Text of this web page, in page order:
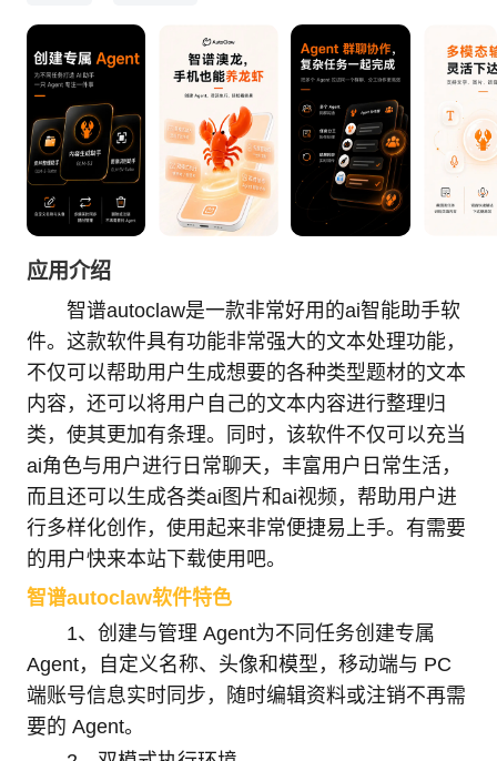
应用介绍
智谱autoclaw是一款非常好用的ai智能助手软
件。这款软件具有功能非常强大的文本处理功能，
不仅可以帮助用户生成想要的各种类型题材的文本
内容，还可以将用户自己的文本内容进行整理归
类，使其更加有条理。同时，该软件不仅可以充当
ai角色与用户进行日常聊天，丰富用户日常生活，
而且还可以生成各类ai图片和ai视频，帮助用户进
行多样化创作，使用起来非常便捷易上手。有需要
的用户快来本站下载使用吧。
智谱autoclaw软件特色
1、创建与管理 Agent为不同任务创建专属
Agent，自定义名称、头像和模型，移动端与 PC
端账号信息实时同步，随时编辑资料或注销不再需
要的 Agent。